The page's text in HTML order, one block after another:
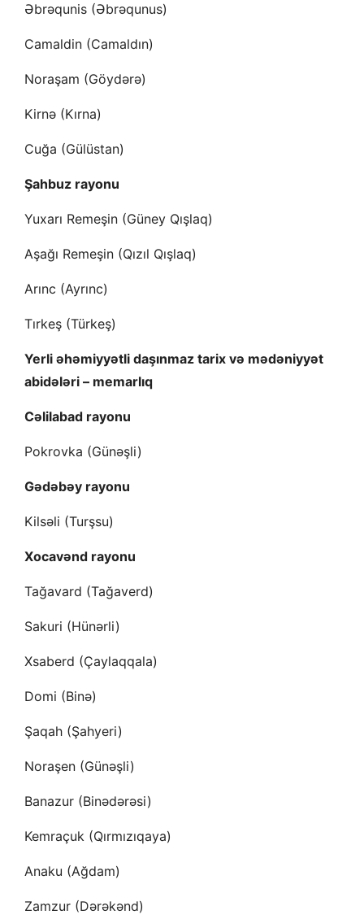
Əbrəqunis (Əbrəqunus)
Camaldin (Camaldın)
Noraşam (Göydərə)
Kirnə (Kırna)
Cuğa (Gülüstan)
Şahbuz rayonu
Yuxarı Remeşin (Güney Qışlaq)
Aşağı Remeşin (Qızıl Qışlaq)
Arınc (Ayrınc)
Tırkeş (Türkeş)
Yerli əhəmiyyətli daşınmaz tarix və mədəniyyət
abidələri – memarlıq
Cəlilabad rayonu
Pokrovka (Günəşli)
Gədəbəy rayonu
Kilsəli (Turşsu)
Xocavənd rayonu
Tağavard (Tağaverd)
Sakuri (Hünərli)
Xsaberd (Çaylaqqala)
Domi (Binə)
Şaqah (Şahyeri)
Noraşen (Günəşli)
Banazur (Binədərəsi)
Kemraçuk (Qırmızıqaya)
Anaku (Ağdam)
Zamzur (Dərəkənd)